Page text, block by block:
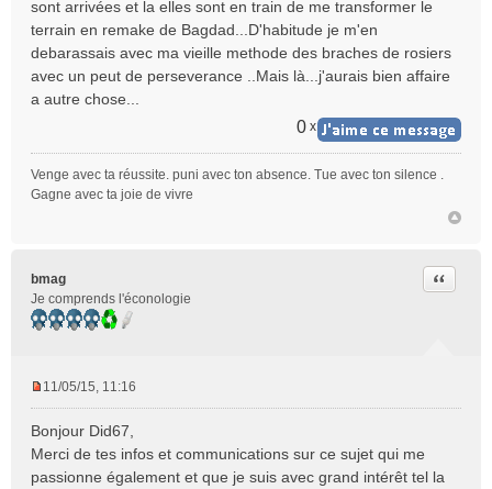
sont arrivées et la elles sont en train de me transformer le
terrain en remake de Bagdad...D'habitude je m'en
debarassais avec ma vieille methode des braches de rosiers
avec un peut de perseverance ..Mais là...j'aurais bien affaire
a autre chose...
0 x
Venge avec ta réussite. puni avec ton absence. Tue avec ton silence .
Gagne avec ta joie de vivre
bmag
Je comprends l'éconologie
Citer
s
s
a
11/05/15, 11:16
Bonjour Did67,
Merci de tes infos et communications sur ce sujet qui me
passionne également et que je suis avec grand intérêt tel la